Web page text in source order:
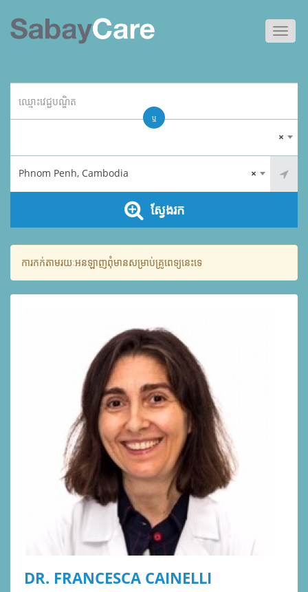
×
×
Phnom Penh, Cambodia
ស្វែងរក
ឬ
ការកក់តាមរយៈអនឡាញពុំមានសម្រាប់គ្រូពេទ្យនេះទេ
DR. FRANCESCA CAINELLI